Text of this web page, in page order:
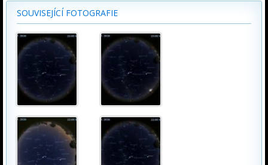
SOUVISEJÍCÍ FOTOGRAFIE